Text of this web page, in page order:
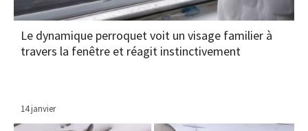
Le dynamique perroquet voit un visage familier à
travers la fenêtre et réagit instinctivement
14 janvier